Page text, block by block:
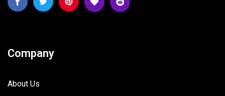
Company
About Us